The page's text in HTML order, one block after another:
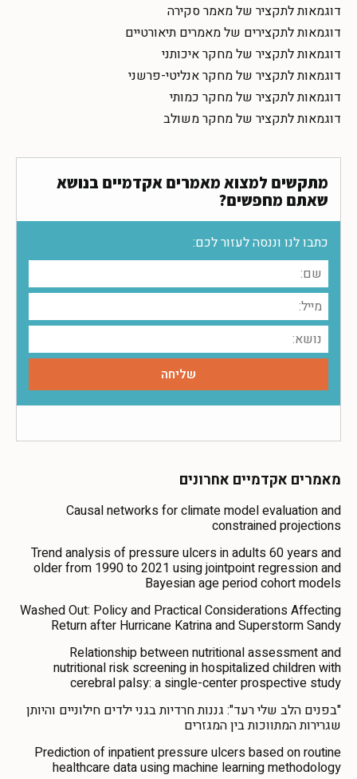
דוגמאות לתקציר של מאמר סקירה
דוגמאות לתקצירים של מאמרים תיאורטיים
דוגמאות לתקציר של מחקר איכותני
דוגמאות לתקציר של מחקר אנליטי-פרשני
דוגמאות לתקציר של מחקר כמותי
דוגמאות לתקציר של מחקר משולב
מתקשים למצוא מאמרים אקדמיים בנושא
שאתם מחפשים?
כתבו לנו וננסה לעזור לכם:
מאמרים אקדמיים אחרונים
Causal networks for climate model evaluation and
constrained projections
Trend analysis of pressure ulcers in adults 60 years and
older from 1990 to 2021 using jointpoint regression and
Bayesian age period cohort models
Washed Out: Policy and Practical Considerations Affecting
Return after Hurricane Katrina and Superstorm Sandy
Relationship between nutritional assessment and
nutritional risk screening in hospitalized children with
cerebral palsy: a single-center prospective study
"בפנים הלב שלי רעד": גננות חרדיות בגני ילדים חילוניים והיותן
שגרירות המתווכות בין המגזרים
Prediction of inpatient pressure ulcers based on routine
healthcare data using machine learning methodology